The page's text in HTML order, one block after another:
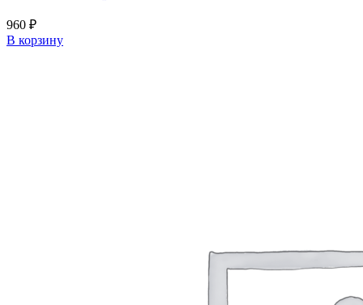
960 ₽
В корзину